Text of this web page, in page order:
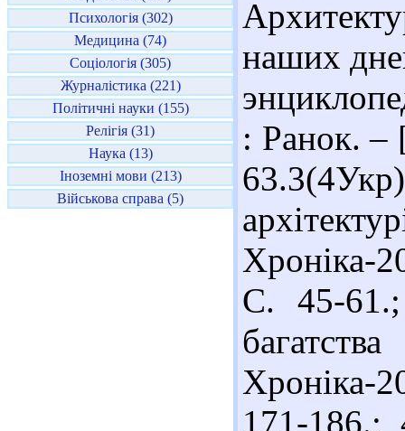
Психологія (302)
Медицина (74)
Соціологія (305)
Журналістика (221)
Політичні науки (155)
Релігія (31)
Наука (13)
Іноземні мови (213)
Військова справа (5)
наших
: Ранок. –
Хроніка-
С. 45-
Хроніка-
171-186.;